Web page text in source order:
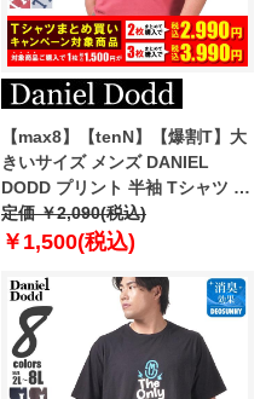
【max8】【tenN】【爆割T】大
きいサイズ メンズ DANIEL
DODD プリント 半袖 Tシャツ 全
6色 azt-2502pt3
定価 ￥2,090(税込)
￥1,500(税込)